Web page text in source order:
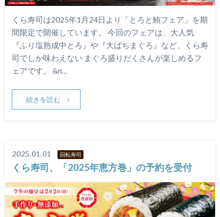
くら寿司は2025年1月24日より「とろと鮪フェア」を期
間限定で開催しています。 今回のフェアは、大人気
『ふり塩熟成中とろ』や『大ばちまぐろ』など、くら寿
司でしか味わえない まぐろ盛りだくさんが楽しめるフ
ェアです。 &n…
続きを読む
2025.01.01 回転寿司
くら寿司、「2025年恵方巻」の予約を受付